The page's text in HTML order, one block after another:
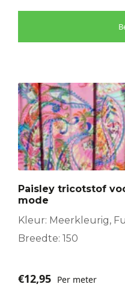
Paisley tricotstof
mode
Kleur: Meerkleurig,
Breedte: 150
€12,95 Per meter